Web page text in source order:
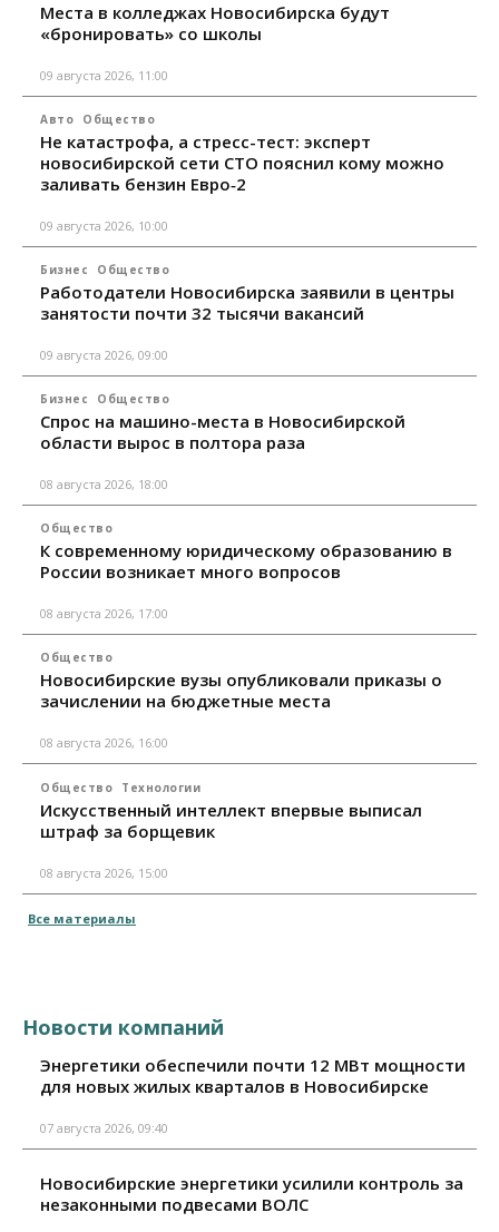
Места в колледжах Новосибирска будут
«бронировать» со школы
09 августа 2026, 11:00
Авто Общество
Не катастрофа, а стресс-тест: эксперт
новосибирской сети СТО пояснил кому можно
заливать бензин Евро‑2
09 августа 2026, 10:00
Бизнес Общество
Работодатели Новосибирска заявили в центры
занятости почти 32 тысячи вакансий
09 августа 2026, 09:00
Бизнес Общество
Спрос на машино-места в Новосибирской
области вырос в полтора раза
08 августа 2026, 18:00
Общество
К современному юридическому образованию в
России возникает много вопросов
08 августа 2026, 17:00
Общество
Новосибирские вузы опубликовали приказы о
зачислении на бюджетные места
08 августа 2026, 16:00
Общество Технологии
Искусственный интеллект впервые выписал
штраф за борщевик
08 августа 2026, 15:00
Все материалы
Новости компаний
Энергетики обеспечили почти 12 МВт мощности
для новых жилых кварталов в Новосибирске
07 августа 2026, 09:40
Новосибирские энергетики усилили контроль за
незаконными подвесами ВОЛС